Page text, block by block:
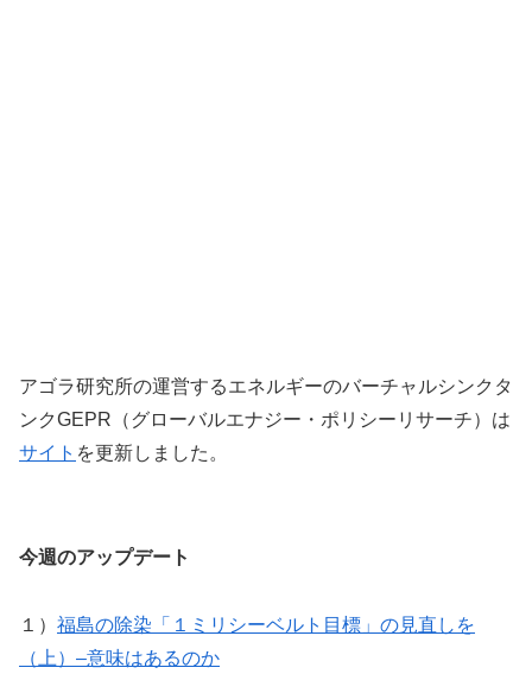
アゴラ研究所の運営するエネルギーのバーチャルシンクタ
ンクGEPR（グローバルエナジー・ポリシーリサーチ）は
サイト を更新しました。
今週のアップデート
１） 福島の除染「１ミリシーベルト目標」の見直しを
（上）–意味はあるのか